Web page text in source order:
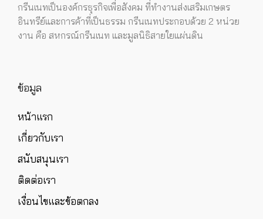
กรีนเนทเป็นองค์กรธุรกิจเพื่อสังคม ที่ทำงานส่งเสริมเกษตร
อินทรีย์และการค้าที่เป็นธรรม กรีนเนทประกอบด้วย 2 หน่วย
งาน คือ สหกรณ์กรีนเนท และมูลนิธิสายใยแผ่นดิน
ข้อมูล
หน้าแรก
เกี่ยวกับเรา
สนับสนุนเรา
ติดต่อเรา
เงื่อนไขและข้อตกลง